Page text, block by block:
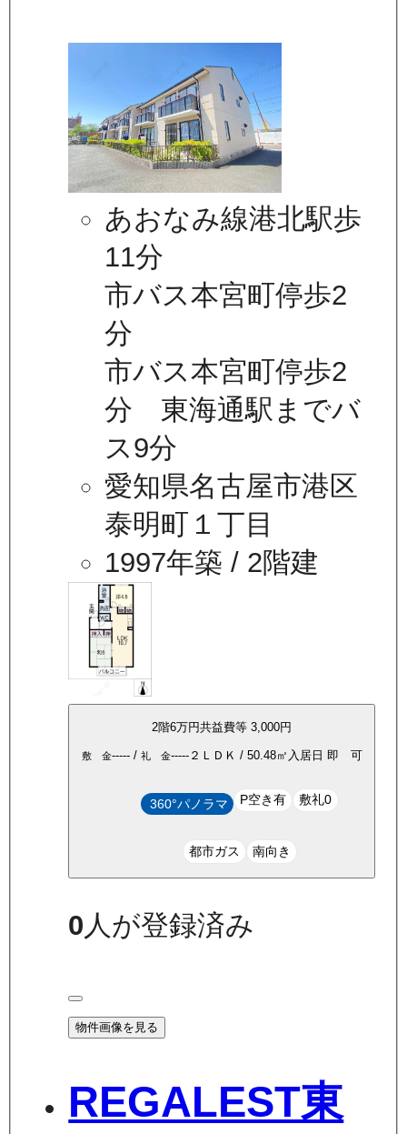
あおなみ線港北駅歩
11分
市バス本宮町停歩2
分
市バス本宮町停歩2
分 東海通駅までバ
ス9分
愛知県名古屋市港区
泰明町１丁目
1997年築 / 2階建
2階6万円共益費等 3,000円
敷 金-----/ 礼 金-----２ＬＤＫ / 50.48㎡ 入居日 即 可
360°パノラマ P空き有 敷礼0
都市ガス 南向き
0人が登録済み
物件画像を見る
REGALEST東